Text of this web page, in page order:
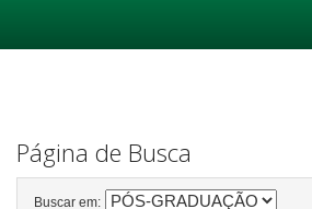
Página de Busca
Buscar em: